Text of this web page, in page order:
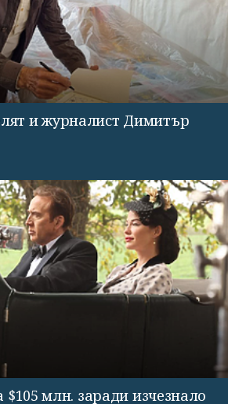
и журналист Димитър
$105 млн. заради изчезнало